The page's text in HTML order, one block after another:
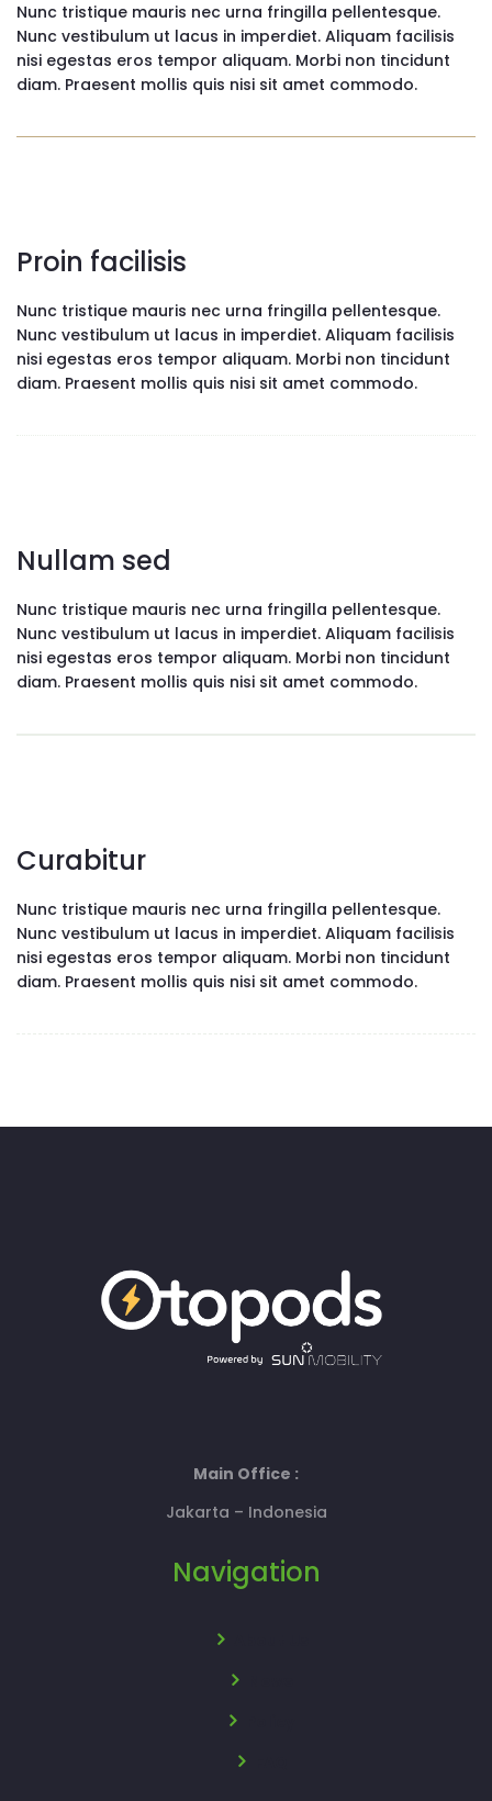
Nunc tristique mauris nec urna fringilla pellentesque.
Nunc vestibulum ut lacus in imperdiet. Aliquam facilisis
nisi egestas eros tempor aliquam. Morbi non tincidunt
diam. Praesent mollis quis nisi sit amet commodo.
Proin facilisis
Nunc tristique mauris nec urna fringilla pellentesque.
Nunc vestibulum ut lacus in imperdiet. Aliquam facilisis
nisi egestas eros tempor aliquam. Morbi non tincidunt
diam. Praesent mollis quis nisi sit amet commodo.
Nullam sed
Nunc tristique mauris nec urna fringilla pellentesque.
Nunc vestibulum ut lacus in imperdiet. Aliquam facilisis
nisi egestas eros tempor aliquam. Morbi non tincidunt
diam. Praesent mollis quis nisi sit amet commodo.
Curabitur
Nunc tristique mauris nec urna fringilla pellentesque.
Nunc vestibulum ut lacus in imperdiet. Aliquam facilisis
nisi egestas eros tempor aliquam. Morbi non tincidunt
diam. Praesent mollis quis nisi sit amet commodo.
Main Office :
Jakarta – Indonesia
Navigation